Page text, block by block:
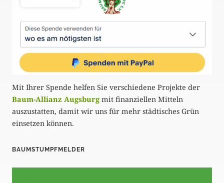
i
e
r
u
n
g
e
Mit Ihrer Spende helfen Sie verschiedene Projekte der
Baum-Allianz Augsburg mit finanziellen Mitteln
auszustatten, damit wir uns für mehr städtisches Grün
einsetzen können.
BAUMSTUMPFMELDER